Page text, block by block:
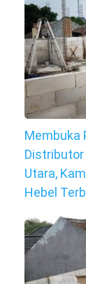
Membuka
Distributor
Utara,
Hebel